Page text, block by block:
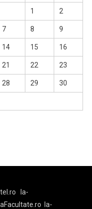
1 2
7 8 9
14 15 16
21 22 23
28 29 30
la-
laFacultate.ro
la-